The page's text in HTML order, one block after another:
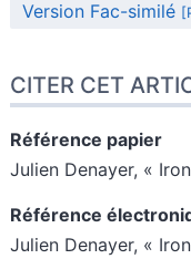
Version Fac-similé
CITER CET
Référence papier
Julien Denayer, «
Référence
Julien Denayer, «